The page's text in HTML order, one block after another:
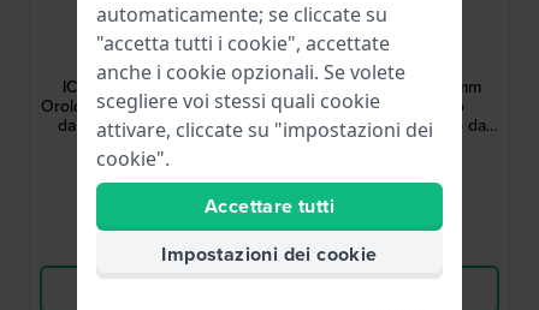
Ice-Watch
025768
ICE power PW1 41 mm
Orologio al quarzo in resina
dal design classico con
lunetta in acciaio e vetro
zaffiro
119,00 €
● Disponibile
Confronta
Ice-Watch
025721
ICE power PW6 23 mm
Orologio al quarzo
rettangolare in acciaio dal
design vintage con indici
● Disponibile
Confronta
automaticamente; se cliccate su
"accetta tutti i cookie", accettate
anche i cookie opzionali. Se volete
scegliere voi stessi quali cookie
attivare, cliccate su "impostazioni dei
cookie".
Accettare tutti
Impostazioni dei cookie